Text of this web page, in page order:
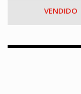
VENDIDO